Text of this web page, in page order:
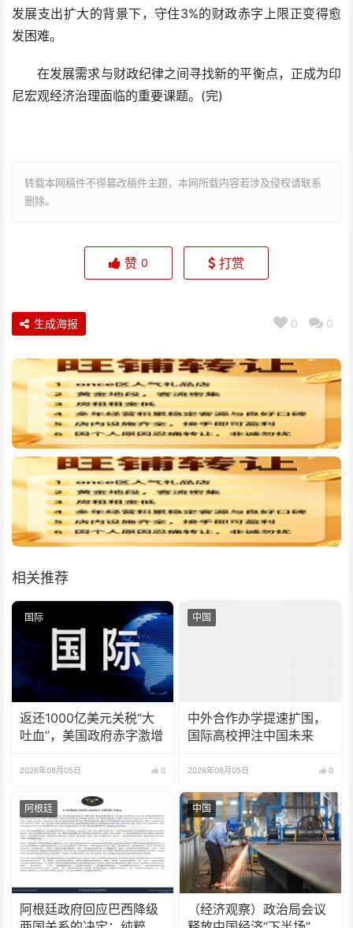
发展支出扩大的背景下，守住3%的财政赤字上限正变得愈
发困难。
在发展需求与财政纪律之间寻找新的平衡点，正成为印
尼宏观经济治理面临的重要课题。(完)
转载本网稿件不得篡改稿件主题，本网所载内容若涉及侵权请联系
删除。
赞 0 打赏
0 0
生成海报
相关推荐
国际
返还1000亿美元关税“大
吐血”，美国政府赤字激增
2026年08月05日 0
中国
中外合作办学提速扩围，
国际高校押注中国未来
2026年08月05日 0
阿根廷
阿根廷政府回应巴西降级
中国
（经济观察）政治局会议